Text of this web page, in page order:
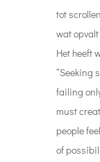
tot
wat
Het heeft
“Seeking
failing
must
people
of